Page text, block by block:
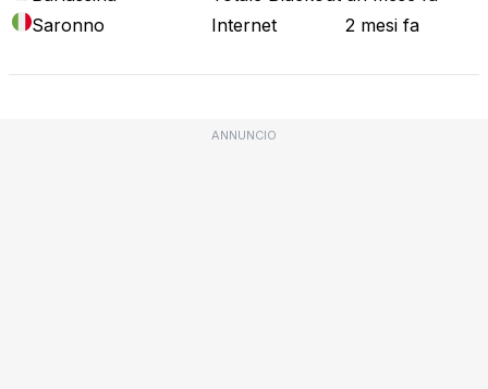
Saronno
Internet 2 mesi fa
ANNUNCIO